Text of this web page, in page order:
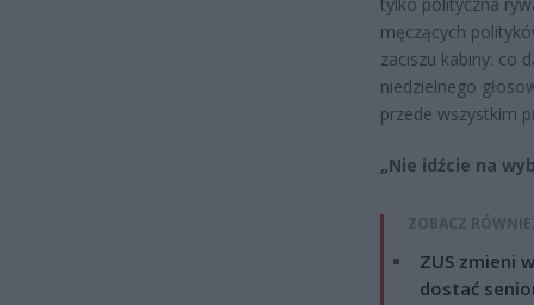
męczących
zaciszu kabiny: co
niedzielnego
przede wszystkim
„Nie idźcie na
ZOBACZ
ZUS zmieni
dostać